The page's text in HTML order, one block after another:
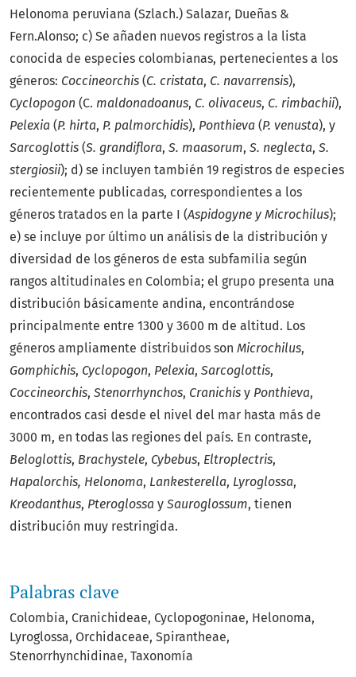
Palabras clave
Colombia Cranichideae Cyclopogoninae Helonoma
Lyroglossa Orchidaceae Spirantheae
Stenorrhynchidinae Taxonomía
Helonoma peruviana (Szlach.) Salazar, Dueñas &
Fern.Alonso; c) Se añaden nuevos registros a la lista
conocida de especies colombianas, pertenecientes a los
géneros: Coccineorchis (C. cristata, C. navarrensis),
Cyclopogon (C. maldonadoanus, C. olivaceus, C. rimbachii),
Pelexia (P. hirta, P. palmorchidis), Ponthieva (P. venusta), y
Sarcoglottis (S. grandiflora, S. maasorum, S. neglecta, S.
stergiosii); d) se incluyen también 19 registros de especies
recientemente publicadas, correspondientes a los
géneros tratados en la parte I (Aspidogyne y Microchilus);
e) se incluye por último un análisis de la distribución y
diversidad de los géneros de esta subfamilia según
rangos altitudinales en Colombia; el grupo presenta una
distribución básicamente andina, encontrándose
principalmente entre 1300 y 3600 m de altitud. Los
géneros ampliamente distribuidos son Microchilus,
Gomphichis, Cyclopogon, Pelexia, Sarcoglottis,
Coccineorchis, Stenorrhynchos, Cranichis y Ponthieva,
encontrados casi desde el nivel del mar hasta más de
3000 m, en todas las regiones del país. En contraste,
Beloglottis, Brachystele, Cybebus, Eltroplectris,
Hapalorchis, Helonoma, Lankesterella, Lyroglossa,
Kreodanthus, Pteroglossa y Sauroglossum, tienen
distribución muy restringida.